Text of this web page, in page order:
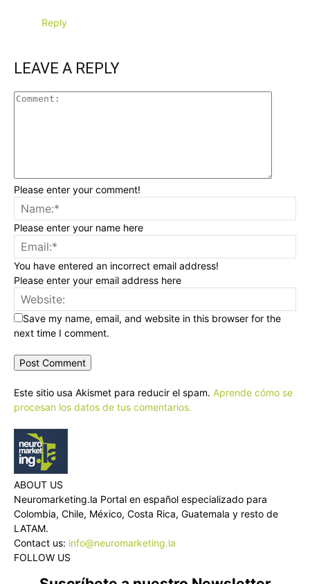
Reply
LEAVE A REPLY
Please enter your comment!
Please enter your name here
You have entered an incorrect email address!
Please enter your email address here
Save my name, email, and website in this browser for the
next time I comment.
Este sitio usa Akismet para reducir el spam. Aprende cómo se
procesan los datos de tus comentarios.
ABOUT US
Neuromarketing.la Portal en español especializado para
Colombia, Chile, México, Costa Rica, Guatemala y resto de
LATAM.
Contact us: info@neuromarketing.la
FOLLOW US